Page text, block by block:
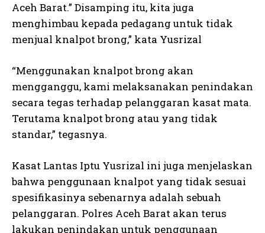
Aceh Barat.” Disamping itu, kita juga
menghimbau kepada pedagang untuk tidak
menjual knalpot brong,” kata Yusrizal
“Menggunakan knalpot brong akan
mengganggu, kami melaksanakan penindakan
secara tegas terhadap pelanggaran kasat mata.
Terutama knalpot brong atau yang tidak
standar,” tegasnya.
Kasat Lantas Iptu Yusrizal ini juga menjelaskan
bahwa penggunaan knalpot yang tidak sesuai
spesifikasinya sebenarnya adalah sebuah
pelanggaran. Polres Aceh Barat akan terus
lakukan penindakan untuk penggunaan